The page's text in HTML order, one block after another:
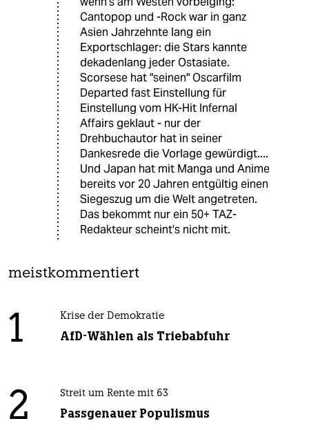
Cantopop und -Rock war in ganz
Asien Jahrzehnte lang ein
Exportschlager: die Stars kannte
dekadenlang jeder Ostasiate.
Scorsese hat "seinen" Oscarfilm
Departed fast Einstellung für
Einstellung vom HK-Hit Infernal
Affairs geklaut - nur der
Drehbuchautor hat in seiner
Dankesrede die Vorlage gewürdigt....
Und Japan hat mit Manga und Anime
bereits vor 20 Jahren entgültig einen
Siegeszug um die Welt angetreten.
Das bekommt nur ein 50+ TAZ-
Redakteur scheint's nicht mit.
meistkommentiert
1 Krise der Demokratie
AfD-Wählen als Triebabfuhr
2 Streit um Rente mit 63
Passgenauer Populismus